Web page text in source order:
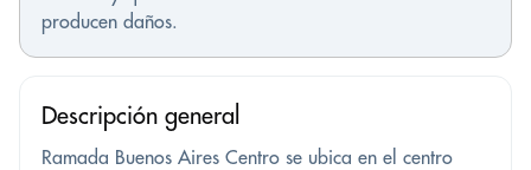
producen daños.
Descripción general
Ramada Buenos Aires Centro se ubica en el centro